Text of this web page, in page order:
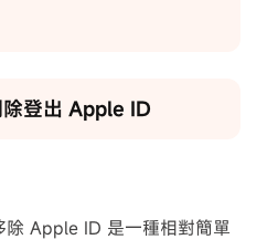
除登出 Apple ID
Apple ID 是一種相對簡單